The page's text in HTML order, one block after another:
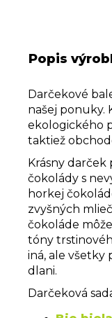
Popis
Darčekové
našej ponuky.
ekologického
taktiež
Krásny
čokolády s
horkej
zvyšných
čokoláde
tóny
iná, ale všetky
dlani.
Darčeková